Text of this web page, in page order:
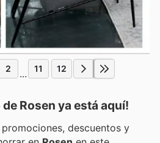
2 ... 11 12
de Rosen ya está aquí!
descuentos y